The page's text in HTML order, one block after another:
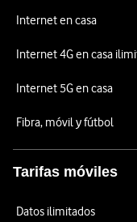
Internet en casa
Internet 4G en casa
Internet 5G en casa
Fibra, móvil y fútbol
Tarifas móviles
Datos ilimitados